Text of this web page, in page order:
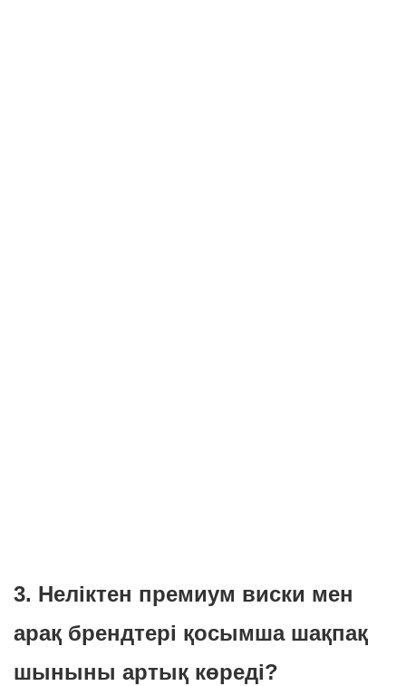
3. Неліктен премиум виски мен
арақ брендтері қосымша шақпақ
шыныны артық көреді?